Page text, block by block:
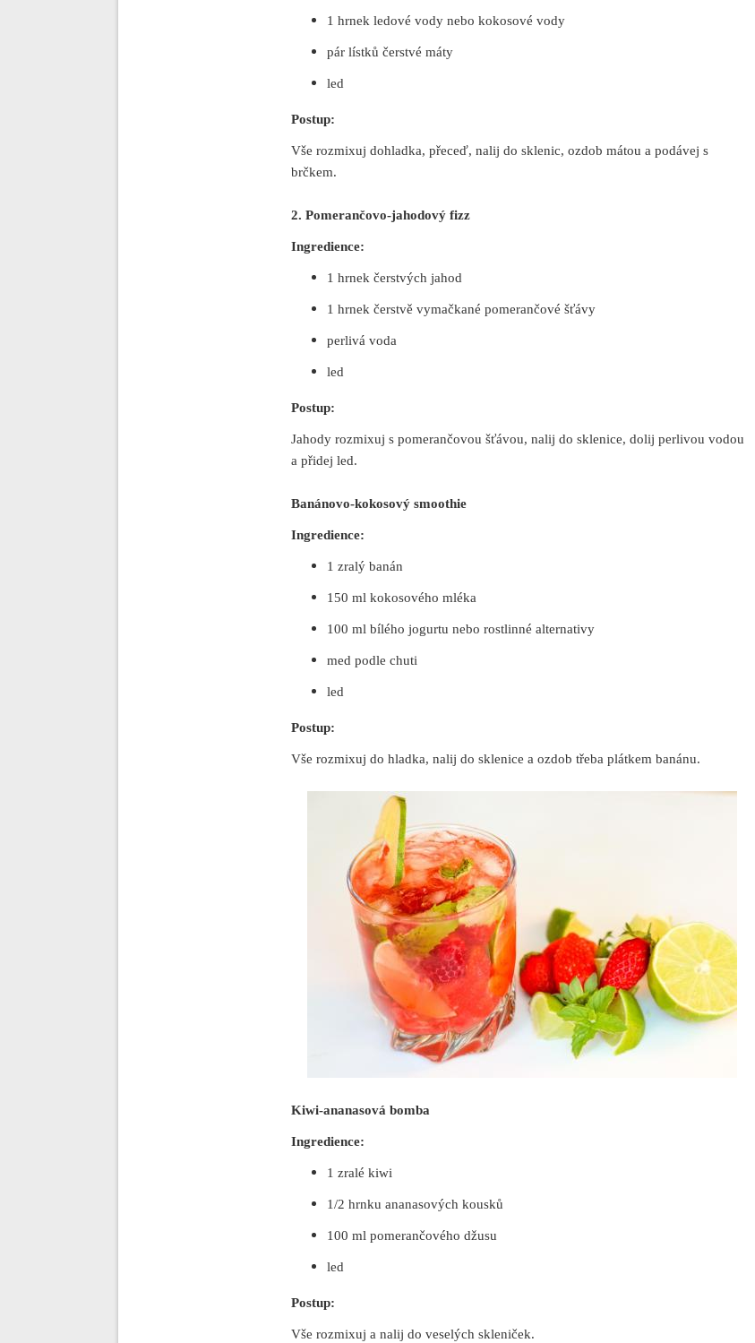
1 hrnek ledové vody nebo kokosové vody
pár lístků čerstvé máty
led
Postup:
Vše rozmixuj dohladka, přeceď, nalij do sklenic, ozdob mátou a podávej s
brčkem.
2. Pomerančovo-jahodový fizz
Ingredience:
1 hrnek čerstvých jahod
1 hrnek čerstvě vymačkané pomerančové šťávy
perlivá voda
led
Postup:
Jahody rozmixuj s pomerančovou šťávou, nalij do sklenice, dolij perlivou vodou
a přidej led.
Banánovo-kokosový smoothie
Ingredience:
1 zralý banán
150 ml kokosového mléka
100 ml bílého jogurtu nebo rostlinné alternativy
med podle chuti
led
Postup:
Vše rozmixuj do hladka, nalij do sklenice a ozdob třeba plátkem banánu.
Kiwi-ananasová bomba
Ingredience:
1 zralé kiwi
1/2 hrnku ananasových kousků
100 ml pomerančového džusu
led
Postup:
Vše rozmixuj a nalij do veselých skleniček.